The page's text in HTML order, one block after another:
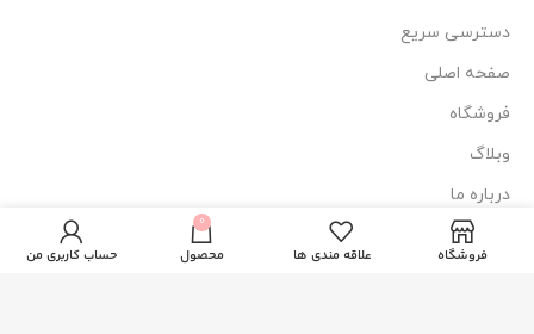
دسترسی سریع
صفحه اصلی
فروشگاه
وبلاگ
درباره ما
تماس با ما
570.000
انبار فروشگاه علاقه مندی ها
0
محصول حساب کاربری من